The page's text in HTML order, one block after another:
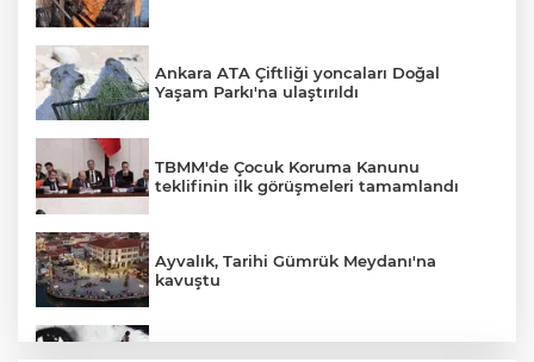
Ankara ATA Çiftliği yoncaları Doğal
Yaşam Parkı'na ulaştırıldı
TBMM'de Çocuk Koruma Kanunu
teklifinin ilk görüşmeleri tamamlandı
Ayvalık, Tarihi Gümrük Meydanı'na
kavuştu